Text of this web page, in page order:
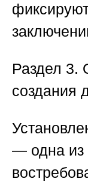
Раздел 3.
создания
— одна из